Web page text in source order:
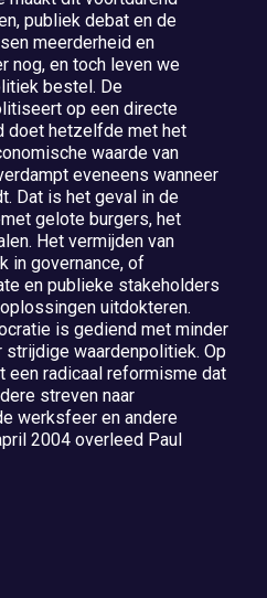
publiek debat en de
meerderheid en
nog, en toch leven we
bestel. De
op een directe
doet hetzelfde met het
waarde van
eveneens wanneer
Dat is het geval in de
gelote burgers, het
Het vermijden van
in governance, of
en publieke stakeholders
uitdokteren.
is gediend met minder
waardenpolitiek. Op
een radicaal reformisme dat
streven naar
werksfeer en andere
2004 overleed Paul